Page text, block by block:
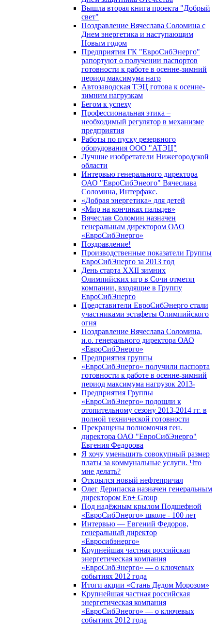
Вышла вторая книга проекта "Добрый
свет"
Поздравление Вячеслава Соломина с
Днем энергетика и наступающим
Новым годом
Предприятия ГК "ЕвроСибЭнерго"
рапортуют о получении паспортов
готовности к работе в осенне-зимний
период максимума нагр
Автозаводская ТЭЦ готова к осенне-
зимним нагрузкам
Бегом к успеху
Профессиональная этика –
необходимый регулятор в механизме
предприятия
Работы по пуску резервного
оборудования ООО "АТЭЦ"
Лучшие изобретатели Нижегородской
области
Интервью генерального директора
ОАО "ЕвроСибЭнеого" Вячеслава
Соломина, Интерфакс.
«Добрая энергетика» для детей
«Мир на кончиках пальцев»
Вячеслав Соломин назначен
генеральным директором ОАО
«ЕвроСибЭнерго»
Поздравление!
Производственные показатели Группы
ЕвроСибЭнерго за 2013 год
День старта XXII зимних
Олимпийских игр в Сочи отметят
компании, входящие в Группу
ЕвроСибЭнерго
Представители ЕвроСибЭнерго стали
участниками эстафеты Олимпийского
огня
Поздравление Вячеслава Соломина,
и.о. генерального директора ОАО
«ЕвроСибЭнерго»
Предприятия группы
«ЕвроСибЭнерго» получили паспорта
готовности к работе в осенне-зимний
период максимума нагрузок 2013-
Предприятия Группы
«ЕвроСибЭнерго» подошли к
отопительному сезону 2013-2014 гг. в
полной технической готовности
Прекращены полномочия ген.
директора ОАО "ЕвроСибЭнерго"
Евгения Федорова
Я хочу уменьшить совокупный размер
платы за коммунальные услуги. Что
мне делать?
Открылся новый нефтепричал
Олег Дерипаска назначен генеральным
директором En+ Group
Под надёжным крылом Подшефной
«ЕвроСибЭнерго» школе - 100 лет
Интервью — Евгений Федоров,
генеральный директор
«Евросибэнерго»
Крупнейшая частная российская
энергетическая компания
«ЕвроСибЭнерго» — о ключевых
событиях 2012 года
Итоги акции «Стань Дедом Морозом»
Крупнейшая частная российская
энергетическая компания
«ЕвроСибЭнерго» — о ключевых
событиях 2012 года